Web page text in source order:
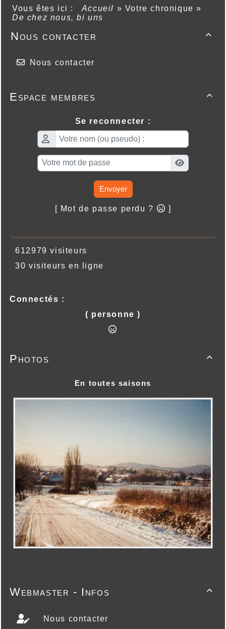
Vous êtes ici : Accueil » Votre chronique »
De chez nous, bi uns

Nous contacter
Nous contacter

Espace membres
Se reconnecter :
Envoyer
[ Mot de passe perdu ? ]
612979 visiteurs
30 visiteurs en ligne
Connectés :
( personne )

Photos
En toutes saisons

Webmaster - Infos
Nous contacter